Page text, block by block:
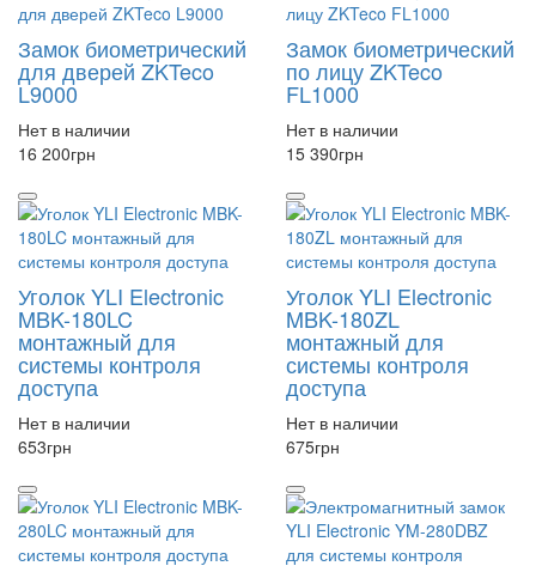
Замок биометрический
для дверей ZKTeco
L9000
Нет в наличии
16 200грн
Замок биометрический
по лицу ZKTeco
FL1000
Нет в наличии
15 390грн
Уголок YLI Electronic
MBK-180LC
монтажный для
системы контроля
доступа
Нет в наличии
653грн
Уголок YLI Electronic
MBK-180ZL
монтажный для
системы контроля
доступа
Нет в наличии
675грн